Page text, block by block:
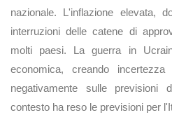
nazionale. L'inflazione elevata,
interruzioni delle catene di
molti paesi. La guerra in
economica, creando
negativamente sulle previsioni
contesto ha reso le previsioni per